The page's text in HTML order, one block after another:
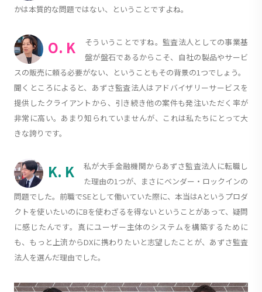
かは本質的な問題ではない、ということですよね。
O. K
そういうことですね。監査法人としての事業基
盤が盤石であるからこそ、自社の製品やサービ
スの販売に頼る必要がない、ということもその背景の1つでしょう。
聞くところによると、あずさ監査法人はアドバイザリーサービスを
提供したクライアントから、引き続き他の案件も発注いただく率が
非常に高い。あまり知られていませんが、これは私たちにとって大
きな誇りです。
K. K
私が大手金融機関からあずさ監査法人に転職し
た理由の1つが、まさにベンダー・ロックインの
問題でした。前職でSEとして働いていた際に、本当はAというプロダ
クトを使いたいのにBを使わざるを得ないということがあって、疑問
に感じたんです。真にユーザー主体のシステムを構築するために
も、もっと上流からDXに携わりたいと志望したことが、あずさ監査
法人を選んだ理由でした。